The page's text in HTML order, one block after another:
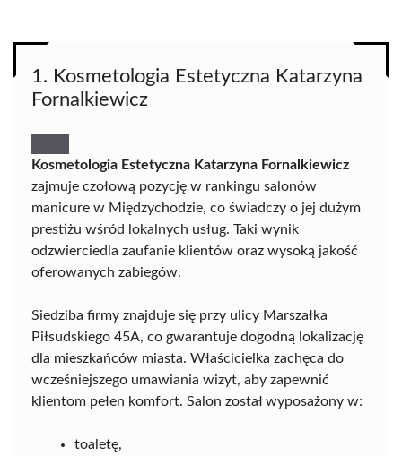
1. Kosmetologia Estetyczna Katarzyna
Fornalkiewicz
Kosmetologia Estetyczna Katarzyna Fornalkiewicz
zajmuje czołową pozycję w rankingu salonów
manicure w Międzychodzie, co świadczy o jej dużym
prestiżu wśród lokalnych usług. Taki wynik
odzwierciedla zaufanie klientów oraz wysoką jakość
oferowanych zabiegów.
Siedziba firmy znajduje się przy ulicy Marszałka
Piłsudskiego 45A, co gwarantuje dogodną lokalizację
dla mieszkańców miasta. Właścicielka zachęca do
wcześniejszego umawiania wizyt, aby zapewnić
klientom pełen komfort. Salon został wyposażony w:
toaletę,